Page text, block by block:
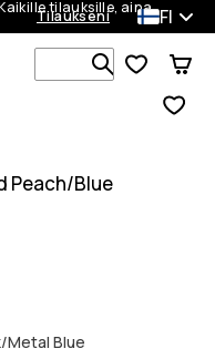
tilauksille, aina.
Tilaukseni FI
Etsi 1 000+
Peach/Blue
Metal Blue